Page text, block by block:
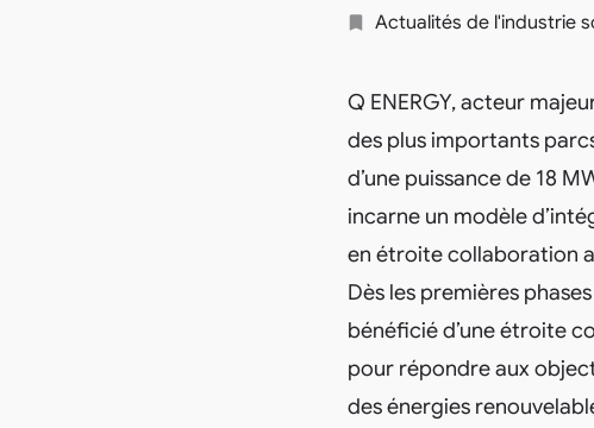
Actualités de l'industrie
Q ENERGY, acteur
des plus importants
d’une puissance de 18
incarne un modèle
en étroite collaboration
Dès les premières
bénéficié d’une étroite
pour répondre aux
des énergies